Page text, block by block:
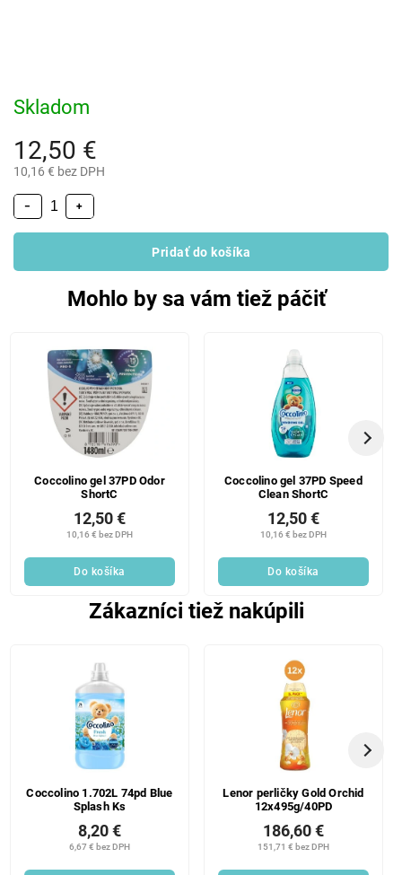
12,50 €
10,16 € bez DPH
Skladom
+
−
Pridať do košíka
Mohlo by sa vám tiež páčiť
Coccolino gel 37PD Odor
ShortC
10,16 € bez DPH
12,50 €
Do košíka
Coccolino gel 37PD Speed
Clean ShortC
10,16 € bez DPH
12,50 €
Do košíka
Zákazníci tiež nakúpili
Coccolino 1.702L 74pd Blue
Splash Ks
6,67 € bez DPH
8,20 €
Lenor perličky Gold Orchid
12x495g/40PD
151,71 € bez DPH
186,60 €